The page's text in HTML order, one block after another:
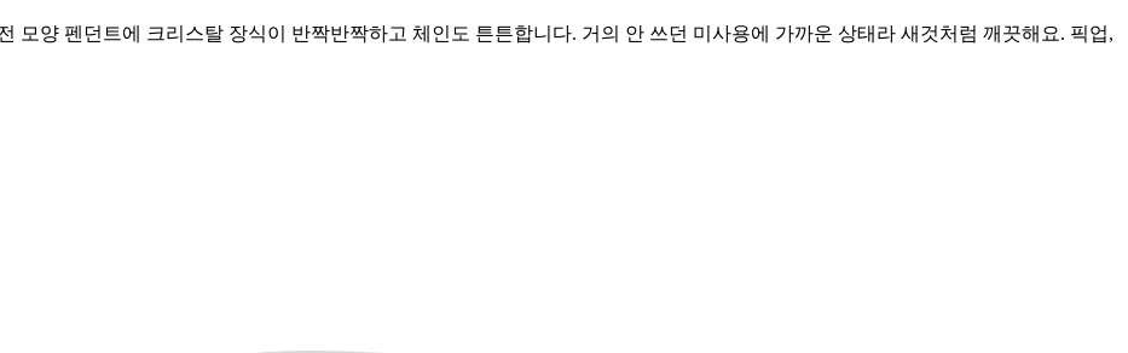
모양 펜던트에 크리스탈 장식이 반짝반짝하고 체인도 튼튼합니다. 거의 안 쓰던 미사용에 가까운 상태라 새것처럼 깨끗해요. 픽업,